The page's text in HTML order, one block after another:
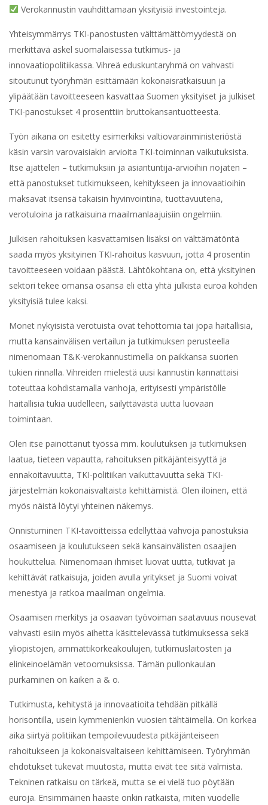
Verokannustin vauhdittamaan yksityisiä investointeja.
Yhteisymmärrys TKI-panostusten välttämättömyydestä on
merkittävä askel suomalaisessa tutkimus- ja
innovaatiopolitiikassa. Vihreä eduskuntaryhmä on vahvasti
sitoutunut työryhmän esittämään kokonaisratkaisuun ja
ylipäätään tavoitteeseen kasvattaa Suomen yksityiset ja julkiset
TKI-panostukset 4 prosenttiin bruttokansantuotteesta.
Työn aikana on esitetty esimerkiksi valtiovarainministeriöstä
käsin varsin varovaisiakin arvioita TKI-toiminnan vaikutuksista.
Itse ajattelen – tutkimuksiin ja asiantuntija-arvioihin nojaten –
että panostukset tutkimukseen, kehitykseen ja innovaatioihin
maksavat itsensä takaisin hyvinvointina, tuottavuutena,
verotuloina ja ratkaisuina maailmanlaajuisiin ongelmiin.
Julkisen rahoituksen kasvattamisen lisäksi on välttämätöntä
saada myös yksityinen TKI-rahoitus kasvuun, jotta 4 prosentin
tavoitteeseen voidaan päästä. Lähtökohtana on, että yksityinen
sektori tekee omansa osansa eli että yhtä julkista euroa kohden
yksityisiä tulee kaksi.
Monet nykyisistä verotuista ovat tehottomia tai jopa haitallisia,
mutta kansainvälisen vertailun ja tutkimuksen perusteella
nimenomaan T&K-verokannustimella on paikkansa suorien
tukien rinnalla. Vihreiden mielestä uusi kannustin kannattaisi
toteuttaa kohdistamalla vanhoja, erityisesti ympäristölle
haitallisia tukia uudelleen, säilyttävästä uutta luovaan
toimintaan.
Olen itse painottanut työssä mm. koulutuksen ja tutkimuksen
laatua, tieteen vapautta, rahoituksen pitkäjänteisyyttä ja
ennakoitavuutta, TKI-politiikan vaikuttavuutta sekä TKI-
järjestelmän kokonaisvaltaista kehittämistä. Olen iloinen, että
myös näistä löytyi yhteinen näkemys.
Onnistuminen TKI-tavoitteissa edellyttää vahvoja panostuksia
osaamiseen ja koulutukseen sekä kansainvälisten osaajien
houkuttelua. Nimenomaan ihmiset luovat uutta, tutkivat ja
kehittävät ratkaisuja, joiden avulla yritykset ja Suomi voivat
menestyä ja ratkoa maailman ongelmia.
Osaamisen merkitys ja osaavan työvoiman saatavuus nousevat
vahvasti esiin myös aihetta käsittelevässä tutkimuksessa sekä
yliopistojen, ammattikorkeakoulujen, tutkimuslaitosten ja
elinkeinoelämän vetoomuksissa. Tämän pullonkaulan
purkaminen on kaiken a & o.
Tutkimusta, kehitystä ja innovaatioita tehdään pitkällä
horisontilla, usein kymmenienkin vuosien tähtäimellä. On korkea
aika siirtyä politiikan tempoilevuudesta pitkäjänteiseen
rahoitukseen ja kokonaisvaltaiseen kehittämiseen. Työryhmän
ehdotukset tukevat muutosta, mutta eivät tee siitä valmista.
Tekninen ratkaisu on tärkeä, mutta se ei vielä tuo pöytään
euroja. Ensimmäinen haaste onkin ratkaista, miten vuodelle